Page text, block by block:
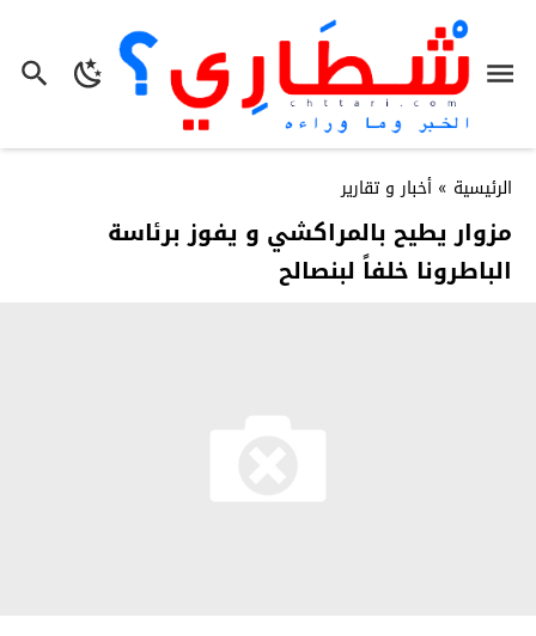
الرئيسية » أخبار و تقارير
مزوار يطيح بالمراكشي و يفوز برئاسة
الباطرونا خلفاً لبنصالح